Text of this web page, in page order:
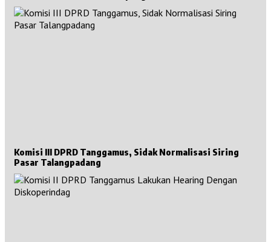
Komisi III DPRD Tanggamus, Sidak Normalisasi Siring
Pasar Talangpadang